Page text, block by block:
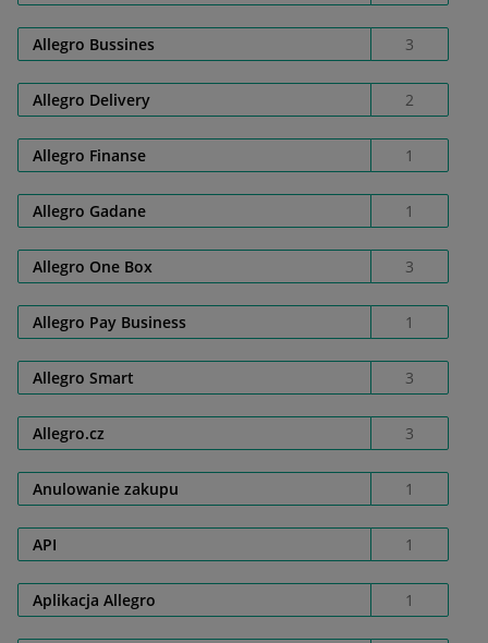
Allegro Bussines 3
Allegro Delivery 2
Allegro Finanse 1
Allegro Gadane 1
Allegro One Box 3
Allegro Pay Business 1
Allegro Smart 3
Allegro.cz 3
Anulowanie zakupu 1
API 1
Aplikacja Allegro 1